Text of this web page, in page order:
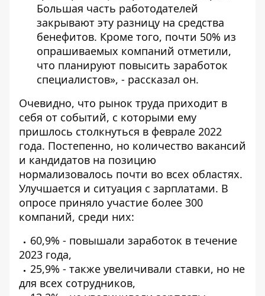
Большая часть работодателей
закрывают эту разницу на средства
бенефитов. Кроме того, почти 50% из
опрашиваемых компаний отметили,
что планируют повысить заработок
специалистов», - рассказал он.
Очевидно, что рынок труда приходит в
себя от событий, с которыми ему
пришлось столкнуться в феврале 2022
года. Постепенно, но количество вакансий
и кандидатов на позицию
нормализовалось почти во всех областях.
Улучшается и ситуация с зарплатами. В
опросе приняло участие более 300
компаний, среди них:
60,9% - повышали заработок в течение
2023 года,
25,9% - также увеличивали ставки, но не
для всех сотрудников,